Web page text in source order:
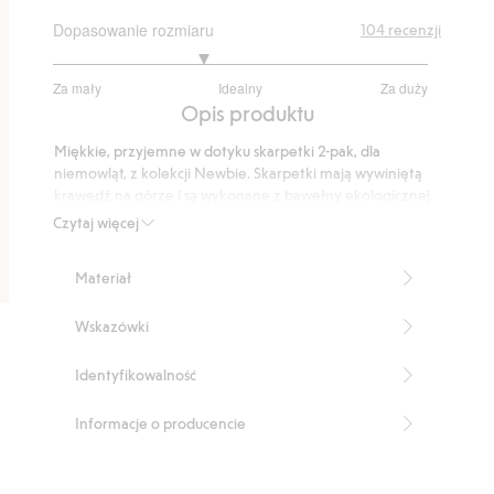
Dopasowanie rozmiaru
Za mały Idealny Za duży
na
79
głosów
104 recenzji
Opis produktu
Czytaj więcej
Miękkie, przyjemne w dotyku skarpetki 2-pak, dla
niemowląt, z kolekcji Newbie. Skarpetki mają wywiniętą
Produkt zawiera 80% bawełny ekologicznej.
Materiał
Wskazówki
Identyfikowalność
Informacje o producencie